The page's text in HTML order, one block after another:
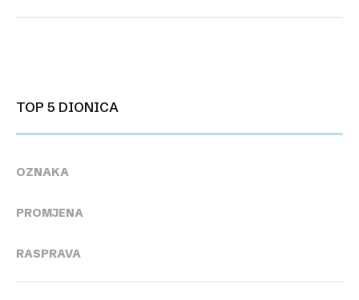
TOP 5 DIONICA
OZNAKA
PROMJENA
RASPRAVA